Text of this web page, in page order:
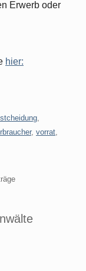
Erwerb oder
hier:
, vorrat